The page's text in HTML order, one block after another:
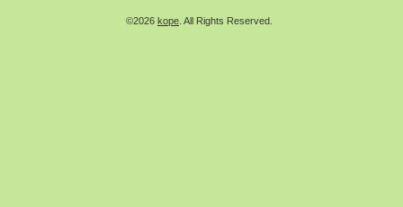
©2026 kope . All Rights Reserved.